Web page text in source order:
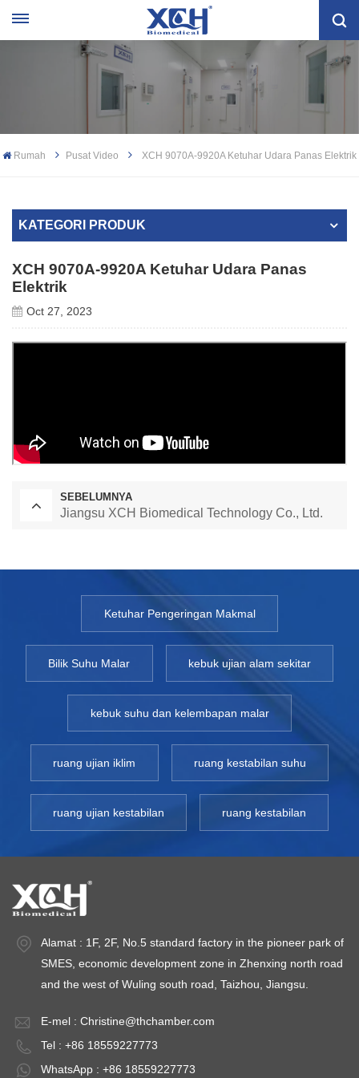
Rumah Pusat Video XCH 9070A-9920A Ketuhar Udara Panas Elektrik
KATEGORI PRODUK
XCH 9070A-9920A Ketuhar Udara Panas
Elektrik
Oct 27, 2023
SEBELUMNYA
Jiangsu XCH Biomedical Technology Co., Ltd.
Ketuhar Pengeringan Makmal
Bilik Suhu Malar kebuk ujian alam sekitar
kebuk suhu dan kelembapan malar
ruang ujian iklim ruang kestabilan suhu
ruang ujian kestabilan ruang kestabilan
Alamat : 1F, 2F, No.5 standard factory in the pioneer park of
SMES, economic development zone in Zhenxing north road
and the west of Wuling south road, Taizhou, Jiangsu.
E-mel : Christine@thchamber.com
Tel : +86 18559227773
WhatsApp : +86 18559227773